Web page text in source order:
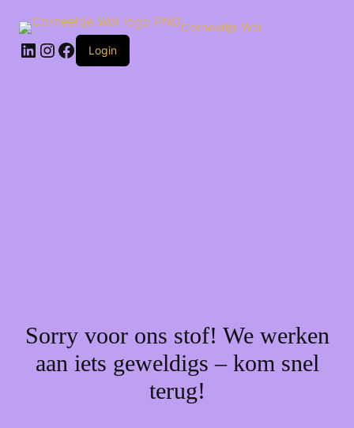
naar
inhoud
Corneeltje Wol
LinkedIn
Instagram
Facebook
Login
Sorry voor ons stof! We werken
aan iets geweldigs – kom snel
terug!